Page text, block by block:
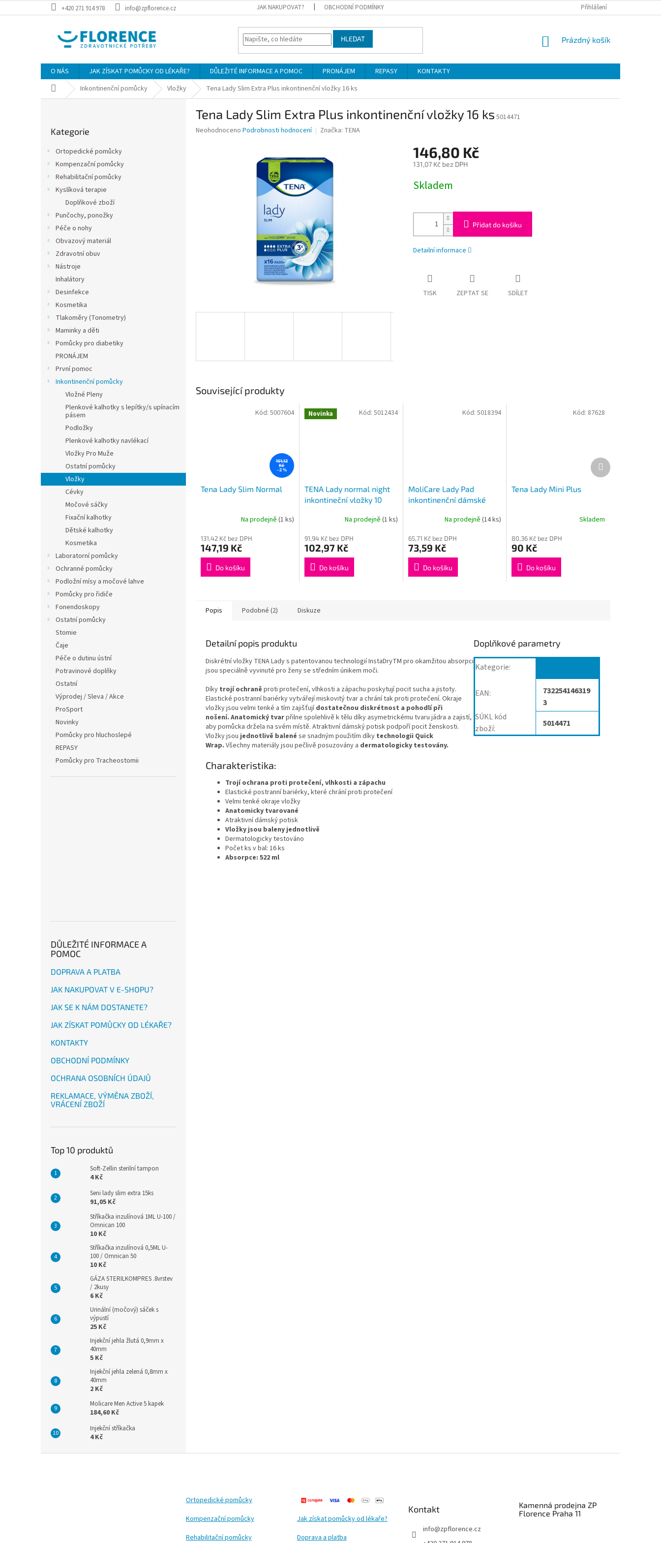
na
+420 271 914 978 info@zpflorence.cz JAK NAKUPOVAT? OBCHODNÍ PODMÍNKY Přihlášení
HLEDAT
NÁKUPNÍ
Prázdný košík
O NÁS JAK ZÍSKAT POMŮCKY OD LÉKAŘE? DŮLEŽITÉ INFORMACE A POMOC PRONÁJEM REPASY
KONTAKTY
Domů Inkontinenční pomůcky Vložky Tena Lady Slim Extra Plus inkontinenční vložky 16 ks
kategorie
Kategorie
Ortopedické pomůcky
Kompenzační pomůcky
Rehabilitační pomůcky
Kyslíková terapie
Doplňkové zboží
Punčochy, ponožky
Péče o nohy
Obvazový materiál
Zdravotní obuv
Nástroje
Inhalátory
Desinfekce
Kosmetika
Tlakoměry (Tonometry)
Maminky a děti
Pomůcky pro diabetiky
PRONÁJEM
První pomoc
Inkontinenční pomůcky
Vložné Pleny
Plenkové kalhotky s lepítky/s upínacím
pásem
Podložky
Plenkové kalhotky navlékací
Vložky Pro Muže
Ostatní pomůcky
Vložky
Cévky
Močové sáčky
Fixační kalhotky
Dětské kalhotky
Kosmetika
Laboratorní pomůcky
Ochranné pomůcky
Podložní mísy a močové lahve
Pomůcky pro řidiče
Fonendoskopy
Ostatní pomůcky
Stomie
Čaje
Péče o dutinu ústní
Potravinové doplňky
Ostatní
Výprodej / Sleva / Akce
ProSport
Novinky
Pomůcky pro hluchoslepé
REPASY
Pomůcky pro Tracheostomii
DŮLEŽITÉ INFORMACE A
POMOC
DOPRAVA A PLATBA
JAK NAKUPOVAT V E-SHOPU?
JAK SE K NÁM DOSTANETE?
JAK ZÍSKAT POMŮCKY OD LÉKAŘE?
KONTAKTY
OBCHODNÍ PODMÍNKY
OCHRANA OSOBNÍCH ÚDAJŮ
REKLAMACE, VÝMĚNA ZBOŽÍ,
VRÁCENÍ ZBOŽÍ
Top 10 produktů
Soft-Zellin sterilní tampon
4 Kč
Seni lady slim extra 15ks
91,05 Kč
Stříkačka inzulínová 1ML U-100 /
Omnican 100
10 Kč
Stříkačka inzulínová 0,5ML U-
100 / Omnican 50
10 Kč
GÁZA STERILKOMPRES .8vrstev
/ 2kusy
6 Kč
Urinální (močový) sáček s
výpustí
25 Kč
Injekční jehla žlutá 0,9mm x
40mm
5 Kč
Injekční jehla zelená 0,8mm x
40mm
2 Kč
Molicare Men Active 5 kapek
184,60 Kč
Injekční stříkačka
4 Kč
Tena Lady Slim Extra Plus inkontinenční vložky 16 ks 5014471
Průměrné
Neohodnoceno Podrobnosti hodnocení Značka: TENA
146,80 Kč
131,07 Kč bez DPH
cena:
Skladem
Přidat do košíku
Detailní informace
TISK ZEPTAT SE SDÍLET
Související produkty
151,12
Kč
–2 %
Tena Lady Slim Normal
Na prodejně (1 ks)
131,42 Kč bez DPH
147,19 Kč
Do košíku
Kód: 5007604 Novinka
TENA Lady normal night
inkontineční vložky 10
Na prodejně (1 ks)
91,94 Kč bez DPH
102,97 Kč
Do košíku
Kód: 5012434
MoliCare Lady Pad
inkontinenční dámské
Na prodejně(14 ks)
65,71 Kč bez DPH
73,59 Kč
Do košíku
Kód:5018394
Tena Lady Mini Plus
Skladem
80,36 Kč bez DPH
90 Kč
Do košíku
Kód: 87628
Další
produkt
Popis Podobné (2) Diskuze
Detailní popis produktu
Diskrétní vložky TENA Lady s patentovanou technologií InstaDryTM pro okamžitou absorpci
jsou speciálně vyvinuté pro ženy se středním únikem moči.
Díky trojí ochraně proti protečení, vlhkosti a zápachu poskytují pocit sucha a jistoty.
Elastické postranní bariérky vytvářejí miskovitý tvar a chrání tak proti protečení. Okraje
vložky jsou velmi tenké a tím zajišťují dostatečnou diskrétnost a pohodlí při
nošení. Anatomický tvarpřilne spolehlivě k tělu díky asymetrickému tvaru jádra a zajistí,
aby pomůcka držela na svém místě. Atraktivní dámský potisk podpoří pocit ženskosti.
Vložky jsou jednotlivě balené se snadným použitím díky technologii Quick
Wrap. Všechny materiály jsou pečlivě posuzovány a dermatologicky testovány.
Charakteristika:
Trojí ochrana proti protečení, vlhkosti a zápachu
Elastické postranní bariérky, které chrání proti protečení
Velmi tenké okraje vložky
Anatomicky tvarované
Atraktivní dámský potisk
Vložky jsou baleny jednotlivě
Dermatologicky testováno
Počet ks v bal: 16 ks
Absorpce: 522 ml
Doplňkové parametry
Kategorie:
EAN:
732254146319
3
SÚKL kód
zboží: 5014471
Ortopedické pomůcky
Kompenzační pomůcky
Rehabilitační pomůcky
Jak získat pomůcky od lékaře?
Doprava a platba
Kontakt
info@zpflorence.cz
Kamenná prodejna ZP
Florence Praha 11